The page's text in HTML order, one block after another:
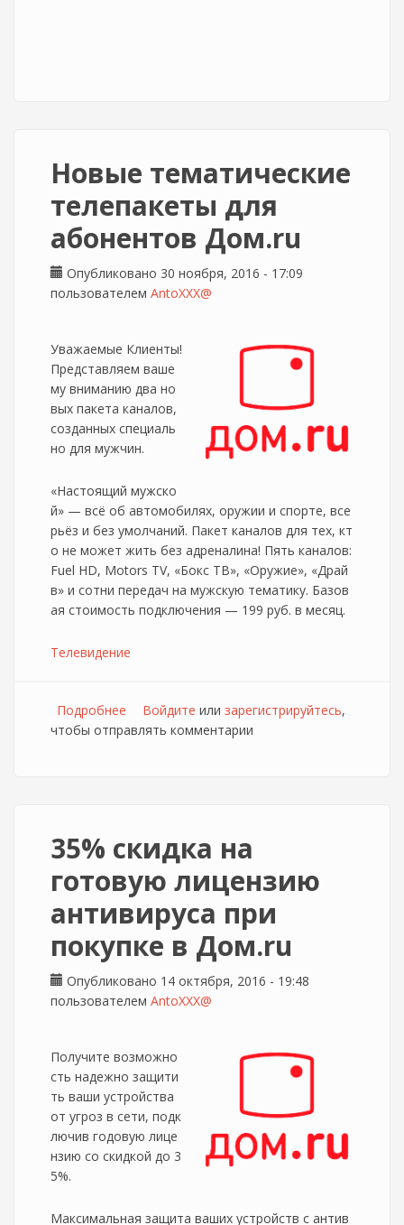
Новые тематические
телепакеты для
абонентов Дом.ru
Опубликовано 30 ноября, 2016 - 17:09
пользователем AntoXXX@
Уважаемые Клиенты!
Представляем ваше
му вниманию два но
вых пакета каналов,
созданных специаль
но для мужчин.
«Настоящий мужско
й» — всё об автомобилях, оружии и спорте, все
рьёз и без умолчаний. Пакет каналов для тех, кт
о не может жить без адреналина! Пять каналов:
Fuel HD, Motors TV, «Бокс ТВ», «Оружие», «Драй
в» и сотни передач на мужскую тематику. Базов
ая стоимость подключения — 199 руб. в месяц.
Телевидение
Подробнее о Новые тематические телепакеты для
абонентов Дом.ru
Войдите или зарегистрируйтесь,
чтобы отправлять комментарии
35% скидка на
готовую лицензию
антивируса при
покупке в Дом.ru
Опубликовано 14 октября, 2016 - 19:48
пользователем AntoXXX@
Получите возможно
сть надежно защити
ть ваши устройства
от угроз в сети, подк
лючив годовую лице
нзию со скидкой до 3
5%.
Максимальная защита ваших устройств с антив